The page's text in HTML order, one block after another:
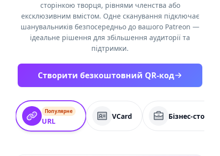
сторінкою творця, рівнями членства або
ексклюзивним вмістом. Одне сканування підключає
шанувальників безпосередньо до вашого Patreon —
ідеальне рішення для збільшення аудиторії та
підтримки.
Створити безкоштовний QR-код
Популярне
URL
VCard Бізнес-